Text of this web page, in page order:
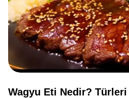
Wagyu Eti Nedir?